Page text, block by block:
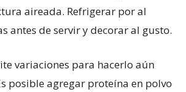
aireada. Refrigerar por al
antes de servir y decorar al gusto.
variaciones para hacerlo aún
posible agregar proteína en polvo